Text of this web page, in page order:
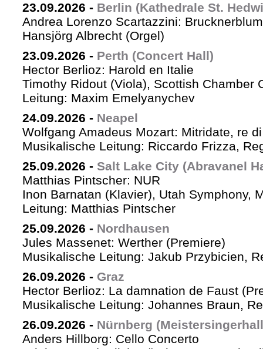
23.09.2026 - Berlin (Kathedrale St.
Andrea Lorenzo Scartazzini:
Hansjörg Albrecht (Orgel)
23.09.2026 - Perth (Concert Hall)
Hector Berlioz: Harold en Italie
Timothy Ridout (Viola), Scottish Chamber
Leitung: Maxim Emelyanychev
24.09.2026 - Neapel
Wolfgang Amadeus Mozart: Mitridate, re
Musikalische Leitung: Riccardo Frizza,
25.09.2026 - Salt Lake City (Abravanel
Matthias Pintscher: NUR
Inon Barnatan (Klavier), Utah Symphony,
Leitung: Matthias Pintscher
25.09.2026 - Nordhausen
Jules Massenet: Werther (Premiere)
Musikalische Leitung: Jakub Przybicien,
26.09.2026 - Graz
Hector Berlioz: La damnation de Faust
Musikalische Leitung: Johannes Braun,
26.09.2026 - Nürnberg
Anders Hillborg: Cello Concerto